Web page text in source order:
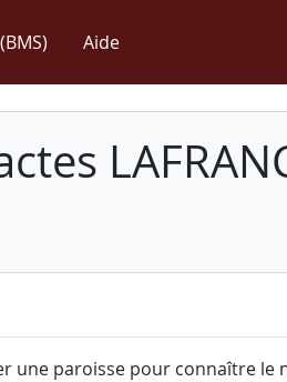
Aide
une paroisse pour connaître le